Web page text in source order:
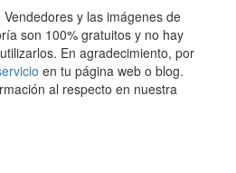
y las imágenes de
son 100% gratuitos y no hay
En agradecimiento, por
en tu página web o blog.
al respecto en nuestra